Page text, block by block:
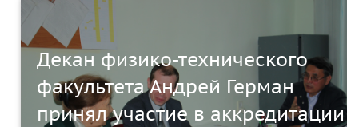
Декан физико-технического
факультета Андрей Герман
принял участие в аккредитации